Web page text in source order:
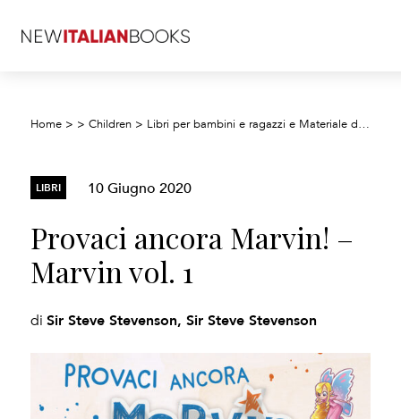
Home > >Children > Libri per bambini e ragazzi e Materiale didattico
LIBRI 10 Giugno 2020
Provaci ancora Marvin! –
Marvin vol. 1
diSir Steve Stevenson, Sir Steve Stevenson